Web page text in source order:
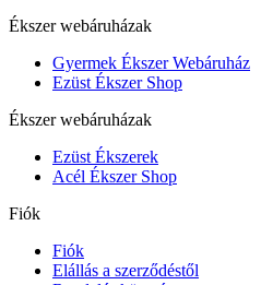
Ékszer webáruházak
Gyermek Ékszer Webáruház
Ezüst Ékszer Shop
Ékszer webáruházak
Ezüst Ékszerek
Acél Ékszer Shop
Fiók
Fiók
Elállás a szerződéstől